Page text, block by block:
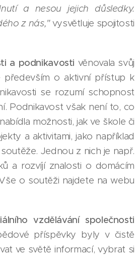
a nesou jejich důsledky.
z nás,"vysvětluje spojitosti
a podnikavosti věnovala svůj
o aktivní přístup k
se rozumí schopnost
Podnikavost však není to, co
možnosti, jak ve škole či
a aktivitami, jako například
Jednou z nich je např.
a rozvíjí znalosti o domácím
o soutěži najdete na webu
vzdělávání společnosti
příspěvky byly v čistě
ve světě informací, vybrat si